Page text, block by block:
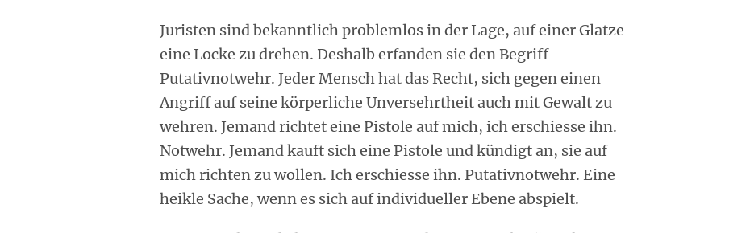
Juristen sind bekanntlich problemlos in der Lage, auf einer Glatze
eine Locke zu drehen. Deshalb erfanden sie den Begriff
Putativnotwehr. Jeder Mensch hat das Recht, sich gegen einen
Angriff auf seine körperliche Unversehrtheit auch mit Gewalt zu
wehren. Jemand richtet eine Pistole auf mich, ich erschiesse ihn.
Notwehr. Jemand kauft sich eine Pistole und kündigt an, sie auf
mich richten zu wollen. Ich erschiesse ihn. Putativnotwehr. Eine
heikle Sache, wenn es sich auf individueller Ebene abspielt.